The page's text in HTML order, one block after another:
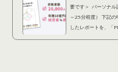
要です＞ パーソナル
～25分程度） 下記
したレポートを、「